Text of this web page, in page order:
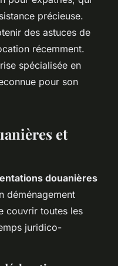
précieuse.
des astuces de
récemment.
spécialisée en
pour son
et
douanières
déménagement
couvrir toutes les
juridico-